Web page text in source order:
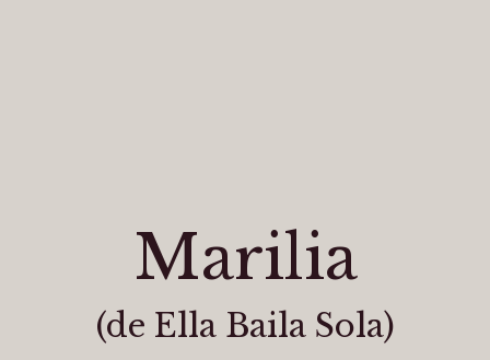
Marilia
(de Ella Baila Sola)